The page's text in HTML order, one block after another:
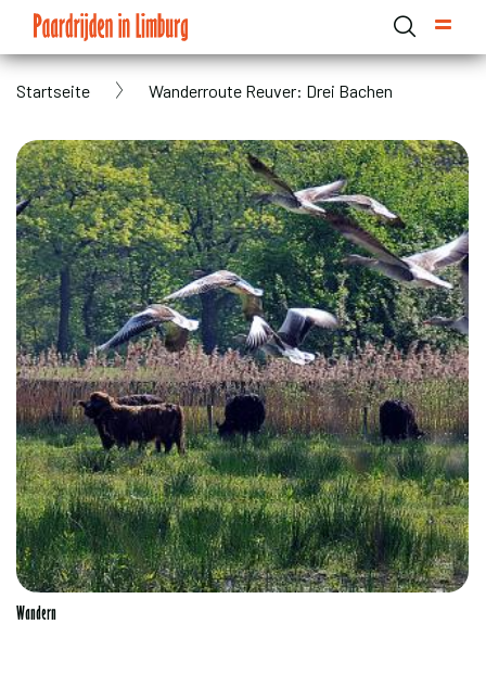
main
content
Breadcrumb
Startseite Wanderroute Reuver: Drei Bachen
Wandern